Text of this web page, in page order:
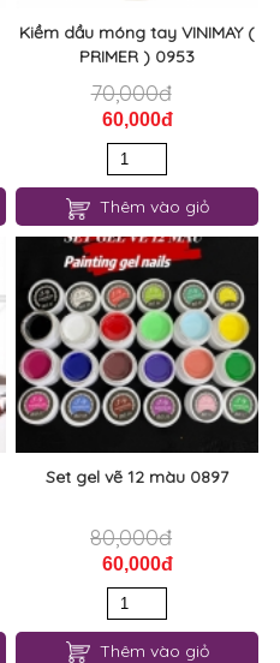
Kiềm dầu móng tay VINIMAY (
PRIMER ) 0953
70,000đ
60,000đ
Thêm vào giỏ
Set gel vẽ 12 màu 0897
80,000đ
60,000đ
Thêm vào giỏ